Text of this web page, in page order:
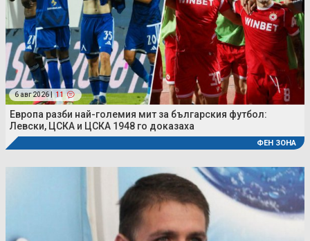
6 авг 2026 | 11
Европа разби най-големия мит за българския футбол:
Левски, ЦСКА и ЦСКА 1948 го доказаха
ФЕН ЗОНА